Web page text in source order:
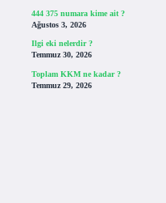
444 375 numara kime ait ?
Ağustos 3, 2026
Ilgi eki nelerdir ?
Temmuz 30, 2026
Toplam KKM ne kadar ?
Temmuz 29, 2026